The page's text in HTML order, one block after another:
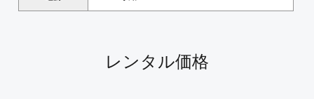
レンタル価格